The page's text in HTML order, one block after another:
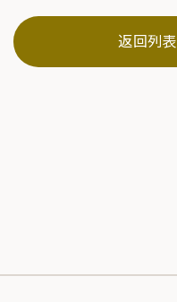
返回列表